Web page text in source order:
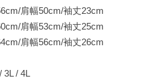
肩幅50cm/袖丈23cm
肩幅53cm/袖丈25cm
肩幅56cm/袖丈26cm
3L / 4L